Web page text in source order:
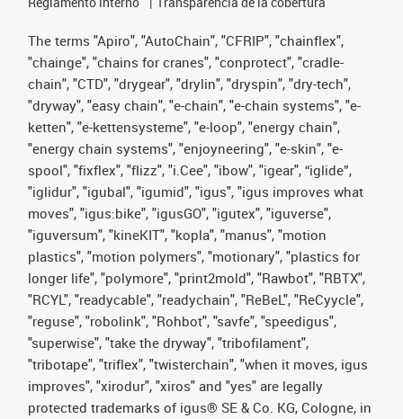
The terms "Apiro", "AutoChain", "CFRIP", "chainflex",
"chainge", "chains for cranes", "conprotect", "cradle-
chain", "CTD", "drygear", "drylin", "dryspin", "dry-tech",
"dryway", "easy chain", "e-chain", "e-chain systems", "e-
ketten", "e-kettensysteme", "e-loop", "energy chain",
"energy chain systems", "enjoyneering", "e-skin", "e-
spool", "fixflex", "flizz", "i.Cee", "ibow", "igear", “iglide”,
"iglidur", "igubal", "igumid", "igus", "igus improves what
moves", "igus:bike", "igusGO", "igutex", "iguverse",
"iguversum", "kineKIT", "kopla", "manus", "motion
plastics", "motion polymers", "motionary", "plastics for
longer life", "polymore", "print2mold", "Rawbot", "RBTX",
"RCYL", "readycable", "readychain", "ReBeL", "ReCyycle",
"reguse", "robolink", "Rohbot", "savfe", "speedigus",
"superwise", "take the dryway", "tribofilament",
"tribotape", "triflex", "twisterchain", "when it moves, igus
improves", "xirodur", "xiros" and "yes" are legally
protected trademarks of igus® SE & Co. KG, Cologne, in